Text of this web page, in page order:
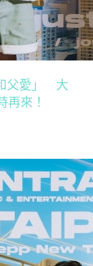
父愛」 大
再來！